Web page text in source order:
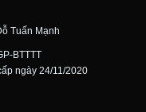
Tuấn Mạnh
BTTTT
ngày 24/11/2020